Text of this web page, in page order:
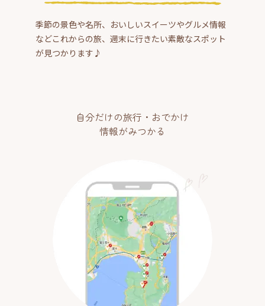
季節の景色や名所、おいしいスイーツやグルメ情報
などこれからの旅、週末に行きたい素敵なスポット
が見つかります♪
自分だけの旅行・おでかけ
情報がみつかる